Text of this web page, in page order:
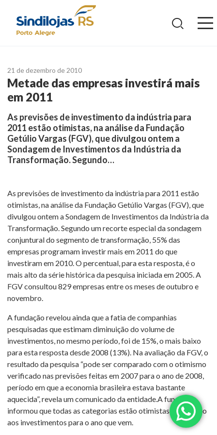
21 de dezembro de 2010
Metade das empresas investirá mais
em 2011
As previsões de investimento da indústria para
2011 estão otimistas, na análise da Fundação
Getúlio Vargas (FGV), que divulgou ontem a
Sondagem de Investimentos da Indústria da
Transformação. Segundo…
As previsões de investimento da indústria para 2011 estão
otimistas, na análise da Fundação Getúlio Vargas (FGV), que
divulgou ontem a Sondagem de Investimentos da Indústria da
Transformação. Segundo um recorte especial da sondagem
conjuntural do segmento de transformação, 55% das
empresas programam investir mais em 2011 do que
investiram em 2010. O percentual, para esta resposta, é o
mais alto da série histórica da pesquisa iniciada em 2005. A
FGV consultou 829 empresas entre os meses de outubro e
novembro.
A fundação revelou ainda que a fatia de companhias
pesquisadas que estimam diminuição do volume de
investimentos, no mesmo período, foi de 15%, o mais baixo
para esta resposta desde 2008 (13%). Na avaliação da FGV, o
resultado da pesquisa “pode ser comparado com o otimismo
verificado nas previsões feitas em 2007 para o ano de 2008,
período em que a economia brasileira estava bastante
aquecida”, revela um comunicado da entidade.A fundação
informou que todas as categorias estão otimistas em relação
aos investimentos para o ano que vem.